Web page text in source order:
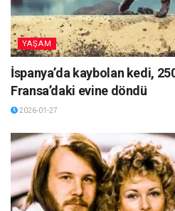
YAŞAM
İspanya’da kaybolan kedi,
Fransa’daki evine döndü
2026-01-27